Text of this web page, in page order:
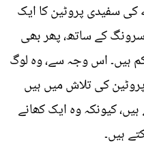
کی سفیدی پروٹین کا ایک
4 گرام فی سرونگ کے ساتھ، پھر بھی
ہیں۔ اس وجہ سے، وہ لوگ
کی تلاش میں ہیں
کیونکہ وہ ایک کھانے
ہیں۔